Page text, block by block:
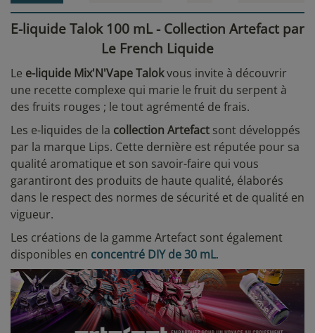
E-liquide Talok 100 mL - Collection Artefact par
Le French Liquide
Le e-liquide Mix'N'Vape Talokvous invite à découvrir
une recette complexe qui marie le fruit du serpent à
des fruits rouges ; le tout agrémenté de frais.
Les e-liquides de la collection Artefact sont développés
par la marque Lips. Cette dernière est réputée pour sa
qualité aromatique et son savoir-faire qui vous
garantiront des produits de haute qualité, élaborés
dans le respect des normes de sécurité et de qualité en
vigueur.
Les créations de la gamme Artefact sont également
disponibles en concentré DIY de 30 mL.